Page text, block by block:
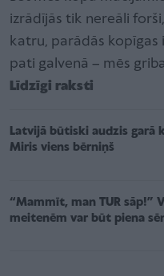
izrādījās tik nereāli
katru, parādās kopīgas
pati galvenā – mēs
Līdzīgi raksti
Latvijā būtiski audzis garā
Miris viens bērniņš
“Mammīt, man TUR sāp!”
meitenēm var būt piena